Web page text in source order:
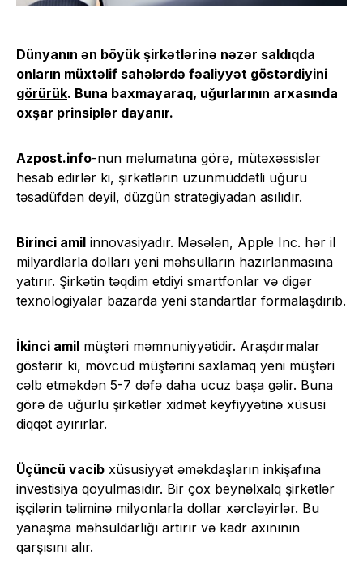
Dünyanın ən böyük şirkətlərinə nəzər saldıqda
onların müxtəlif sahələrdə fəaliyyət göstərdiyini
görürük. Buna baxmayaraq, uğurlarının arxasında
oxşar prinsiplər dayanır.
Azpost.info-nun məlumatına görə, mütəxəssislər
hesab edirlər ki, şirkətlərin uzunmüddətli uğuru
təsadüfdən deyil, düzgün strategiyadan asılıdır.
Birinci amil innovasiyadır. Məsələn, Apple Inc. hər il
milyardlarla dolları yeni məhsulların hazırlanmasına
yatırır. Şirkətin təqdim etdiyi smartfonlar və digər
texnologiyalar bazarda yeni standartlar formalaşdırıb.
İkinci amil müştəri məmnuniyyətidir. Araşdırmalar
göstərir ki, mövcud müştərini saxlamaq yeni müştəri
cəlb etməkdən 5-7 dəfə daha ucuz başa gəlir. Buna
görə də uğurlu şirkətlər xidmət keyfiyyətinə xüsusi
diqqət ayırırlar.
Üçüncü vacib xüsusiyyət əməkdaşların inkişafına
investisiya qoyulmasıdır. Bir çox beynəlxalq şirkətlər
işçilərin təliminə milyonlarla dollar xərcləyirlər. Bu
yanaşma məhsuldarlığı artırır və kadr axınının
qarşısını alır.